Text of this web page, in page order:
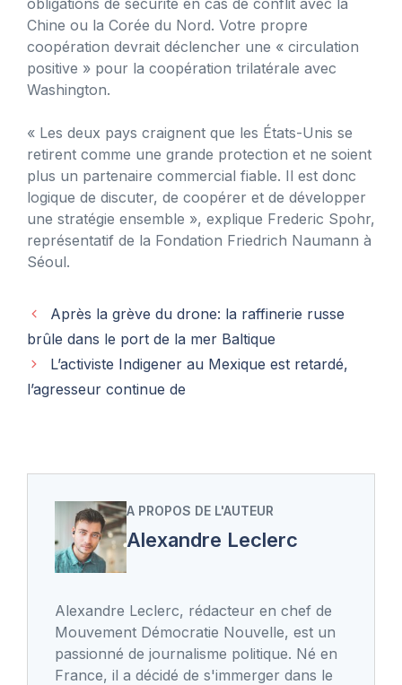
Chine ou la Corée du Nord. Votre propre
coopération devrait déclencher une « circulation
positive » pour la coopération trilatérale avec
Washington.
« Les deux pays craignent que les États-Unis se
retirent comme une grande protection et ne soient
plus un partenaire commercial fiable. Il est donc
logique de discuter, de coopérer et de développer
une stratégie ensemble », explique Frederic Spohr,
représentatif de la Fondation Friedrich Naumann à
Séoul.
Après la grève du drone: la raffinerie russe
brûle dans le port de la mer Baltique
L’activiste Indigener au Mexique est retardé,
l’agresseur continue de
A PROPOS DE L'AUTEUR
Alexandre Leclerc
Alexandre Leclerc, rédacteur en chef de
Mouvement Démocratie Nouvelle, est un
passionné de journalisme politique. Né en
France, il a décidé de s'immerger dans le